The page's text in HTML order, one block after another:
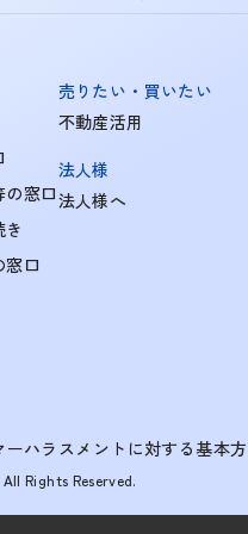
窓口
窓口
売りたい・買いたい
不動産活用
法人様
法人様へ
ーハラスメントに対する基本
Rights Reserved.